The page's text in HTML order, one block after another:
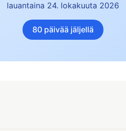
lauantaina 24. lokakuuta 2026
80 päivää jäljellä